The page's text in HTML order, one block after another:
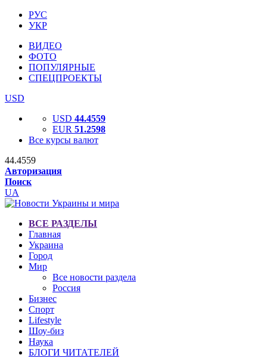
РУС
УКР
ВИДЕО
ФОТО
ПОПУЛЯРНЫЕ
СПЕЦПРОЕКТЫ
USD
USD 44.4559
EUR 51.2598
Все курсы валют
44.4559
Авторизация
Поиск
UA
ВСЕ РАЗДЕЛЫ
Главная
Украина
Город
Мир
Все новости раздела
Россия
Бизнес
Спорт
Lifestyle
Шоу-биз
Наука
БЛОГИ ЧИТАТЕЛЕЙ